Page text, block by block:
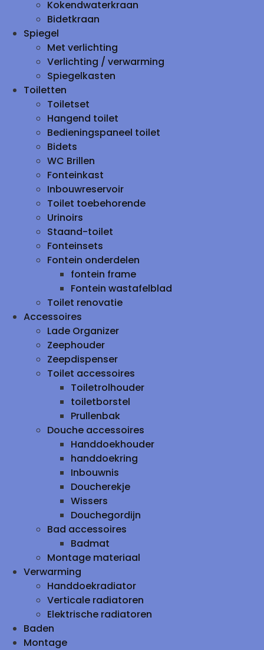
Kokendwaterkraan
Bidetkraan
Spiegel
Met verlichting
Verlichting / verwarming
Spiegelkasten
Toiletten
Toiletset
Hangend toilet
Bedieningspaneel toilet
Bidets
WC Brillen
Fonteinkast
Inbouwreservoir
Toilet toebehorende
Urinoirs
Staand-toilet
Fonteinsets
Fontein onderdelen
fontein frame
Fontein wastafelblad
Toilet renovatie
Accessoires
Lade Organizer
Zeephouder
Zeepdispenser
Toilet accessoires
Toiletrolhouder
toiletborstel
Prullenbak
Douche accessoires
Handdoekhouder
handdoekring
Inbouwnis
Doucherekje
Wissers
Douchegordijn
Bad accessoires
Badmat
Montage materiaal
Verwarming
Handdoekradiator
Verticale radiatoren
Elektrische radiatoren
Baden
Montage